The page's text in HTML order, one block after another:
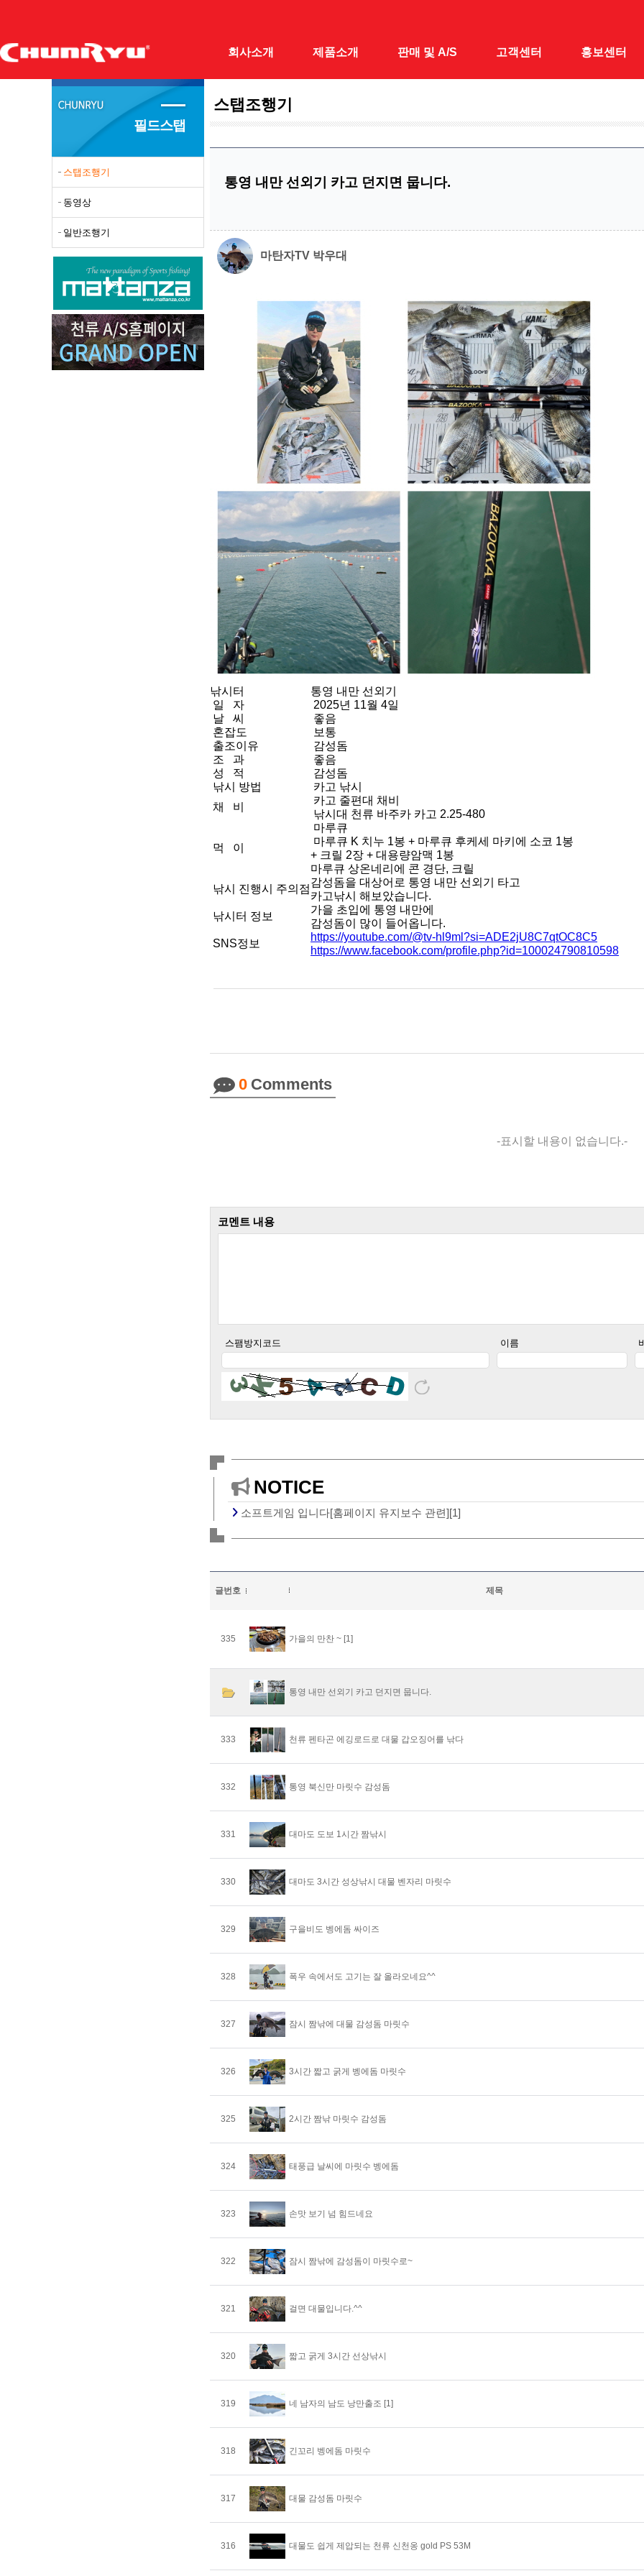
회사소개
(주)천류
오시는길
자료실
제품소개
민물뜰채&수초제거기
갯바위릴대
돌돔대
선상대
바다루어대
범용릴대
바다민대
아이스 쿨러&태클박스
루어&의류&액세서리
판매 및 A/S 고객센터 홍보센터
스탭조행기
필드스탭
스탭조행기
동영상
일반조행기
통영 내만 선외기 카고 던지면 뭅니다.
마탄자TV 박우대
낚시터
통영 내만 선외기
일 자
2025년 11월 4일
날 씨
좋음
혼잡도
보통
출조이유
감성돔
조 과
좋음
성 적
감성돔
낚시 방법
카고 낚시
채 비
카고 줄편대 채비
낚시대 천류 바주카 카고 2.25-480
먹 이
마루큐
마루큐 K 치누 1봉 + 마루큐 후케세 마키에 소코 1봉
+ 크릴 2장 + 대용량암맥 1봉
마루큐 상온네리에 콘 경단, 크릴
낚시 진행시 주의점
감성돔을 대상어로 통영 내만 선외기 타고
카고낚시 해보았습니다.
낚시터 정보
가을 초입에 통영 내만에
감성돔이 많이 들어옵니다.
SNS정보
https://youtube.com/@tv-hl9ml?si=ADE2jU8C7qtOC8C5
https://www.facebook.com/profile.php?id=100024790810598
0 Comments
-표시할 내용이 없습니다.-
코멘트 내용
스팸방지코드 이름
NOTICE
소프트게임 입니다[홈페이지 유지보수 관련][1]
글번호 제목
335 가을의 만찬 ~ [1]
통영 내만 선외기 카고 던지면 뭅니다.
333 천류 펜타곤 에깅로드로 대물 갑오징어를 낚다
332 통영 북신만 마릿수 감성돔
331 대마도 도보 1시간 짬낚시
330 대마도 3시간 성상낚시 대물 벤자리 마릿수
329 구을비도 벵에돔 싸이즈
328 폭우 속에서도 고기는 잘 올라오네요^^
327 잠시 짬낚에 대물 감성돔 마릿수
326 3시간 짧고 굵게 벵에돔 마릿수
325 2시간 짬낚 마릿수 감성돔
324 태풍급 날씨에 마릿수 벵에돔
323 손맛 보기 넘 힘드네요
322 잠시 짬낚에 감성돔이 마릿수로~
321 걸면 대물입니다.^^
320 짧고 굵게 3시간 선상낚시
319 네 남자의 남도 낭만출조 [1]
318 긴꼬리 벵에돔 마릿수
317 대물 감성돔 마릿수
316 대물도 쉽게 제압되는 천류 신천옹 gold PS 53M